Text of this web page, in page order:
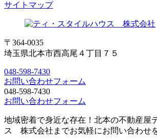
サイトマップ
〒364-0035
埼玉県北本市西高尾４丁目７５
048-598-7430
お問い合わせフォーム
048-598-7430
お問い合わせフォーム
地域密着で身近な存在！北本の不動産屋
ス 株式会社までお気軽にお問い合わせ